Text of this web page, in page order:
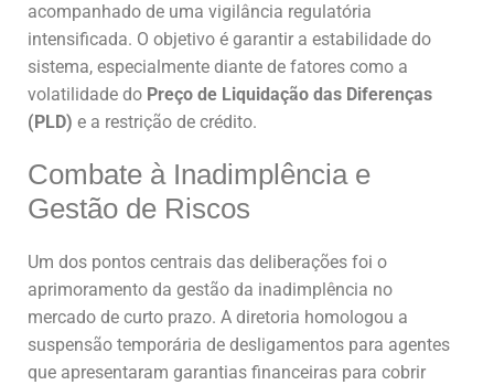
acompanhado de uma vigilância regulatória
intensificada. O objetivo é garantir a estabilidade do
sistema, especialmente diante de fatores como a
volatilidade do Preço de Liquidação das Diferenças
(PLD) e a restrição de crédito.
Combate à Inadimplência e
Gestão de Riscos
Um dos pontos centrais das deliberações foi o
aprimoramento da gestão da inadimplência no
mercado de curto prazo. A diretoria homologou a
suspensão temporária de desligamentos para agentes
que apresentaram garantias financeiras para cobrir